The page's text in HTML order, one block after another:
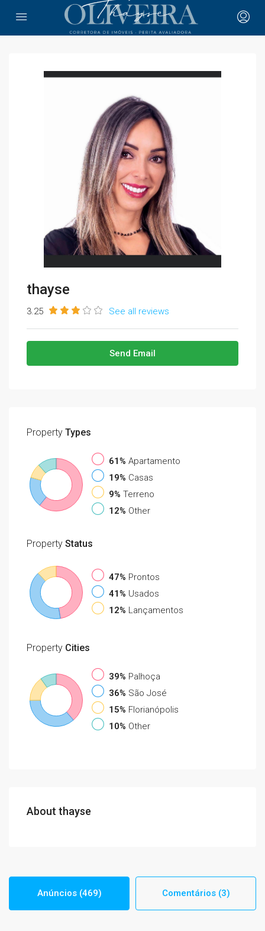
thayse
3.25 See all reviews
Send Email
Property Types
61% Apartamento
19% Casas
9% Terreno
12% Other
Property Status
47% Prontos
41% Usados
12% Lançamentos
Property Cities
39% Palhoça
36% São José
15% Florianópolis
10% Other
About thayse
Anúncios (469) Comentários (3)